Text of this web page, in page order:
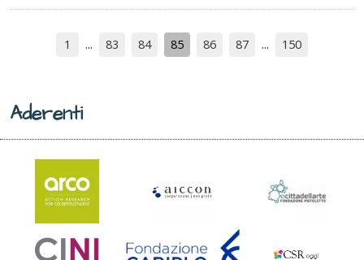
1 83 84 85 86 87 150
Aderenti